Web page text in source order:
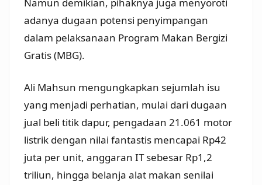
Namun demikian, pihaknya juga menyoroti
adanya dugaan potensi penyimpangan
dalam pelaksanaan Program Makan Bergizi
Gratis (MBG).
Ali Mahsun mengungkapkan sejumlah isu
yang menjadi perhatian, mulai dari dugaan
jual beli titik dapur, pengadaan 21.061 motor
listrik dengan nilai fantastis mencapai Rp42
juta per unit, anggaran IT sebesar Rp1,2
triliun, hingga belanja alat makan senilai